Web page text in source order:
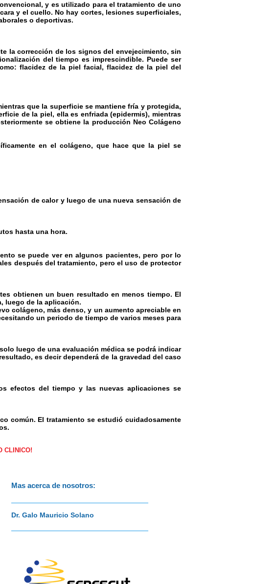
y es utilizado para el tratamiento de uno
y el cuello. No hay cortes, lesiones superficiales,
o deportivas.
la corrección de los signos del envejecimiento, sin
del tiempo es imprescindible. Puede ser
flacidez de la piel facial, flacidez de la piel del
que la superficie se mantiene fría y protegida,
de la piel, ella es enfriada (epidermis), mientras
se obtiene la producción Neo Colágeno
en el colágeno, que hace que la piel se
de calor y luego de una nueva sensación de
hasta una hora.
se puede ver en algunos pacientes, pero por lo
después del tratamiento, pero el uso de protector
obtienen un buen resultado en menos tiempo. El
luego de la aplicación.
colágeno, más denso, y un aumento apreciable en
un periodo de tiempo de varios meses para
luego de una evaluación médica se podrá indicar
es decir dependerá de la gravedad del caso
efectos del tiempo y las nuevas aplicaciones se
común. El tratamiento se estudió cuidadosamente
CLINICO!
Mas acerca de nosotros:
Dr. Galo Mauricio Solano